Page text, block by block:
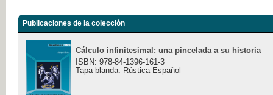
Publicaciones de la colección
Cálculo infinitesimal: una pincelada a su historia
ISBN: 978-84-1396-161-3
Tapa blanda. Rústica Español